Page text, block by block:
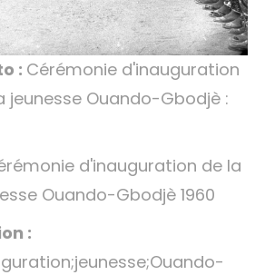
: Cérémonie d'inauguration
jeunesse Ouando-Gbodjè :
d'inauguration de la
Ouando-Gbodjè 1960
: